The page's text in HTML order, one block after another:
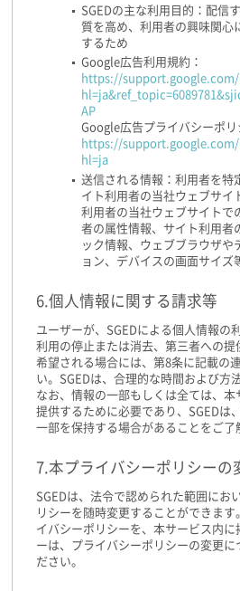
SGEDの主な利用目的：配信
質を高め、利用者の興味関心
するため
Google広告利用規約：
https://support.google.com/
AP
Google広告プライバシーポリ
https://support.google.com/
hl=ja
送信される情報：利用者を特
イト利用者の当社ウェブサイ
利用者の当社ウェブサイトで
者の属性情報、サイト利用者
ック情報、ウェブブラウザや
ョン、デバイスの画面サイズ
6.個人情報に関する請求等
ユーザーが、SGEDによる個人情報の
利用の停止または消去、第三者への提
希望される場合には、第8条に記載の
い。SGEDは、合理的な時間および方
なお、情報の一部もしくは全ては、本
提供するために必要であり、SGEDは
一部を保持する場合があることをご了
7.本プライバシーポリシーの
SGEDは、法令で認められた範囲にお
リシーを随時変更することができます
イバシーポリシーを、本サービス内
ーは、プライバシーポリシーの変更に
ださい。